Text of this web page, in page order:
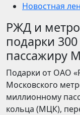
Новостная
РЖД и
подарки
пассажиру
Подарки от ОАО
Московского
миллионному
кольца (МЦК),